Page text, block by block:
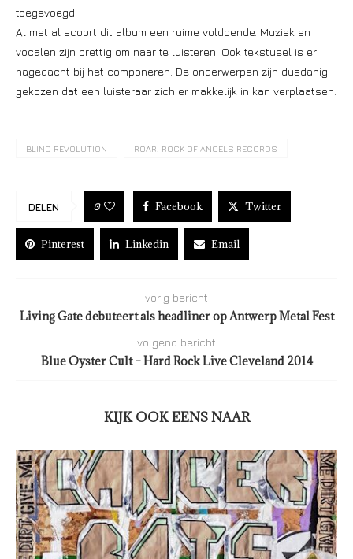
toegevoegd.
Al met al scoort dit album een ruime voldoende. Muziek en
vocalen zijn prettig om naar te luisteren. Ook tekstueel is er
nagedacht bij het componeren. De onderwerpen zijn dusdanig
gekozen dat een luisteraar zich er makkelijk in kan verplaatsen.
BLIND REVOLUTION ROAR! ROCK OF ANGELS RECORDS
DELEN 0 Facebook Twitter
Pinterest Linkedin Email
vorig bericht
Living Gate debuteert als headliner op Antwerp Metal Fest
volgend bericht
Blue Oyster Cult – Hard Rock Live Cleveland 2014
KIJK OOK EENS NAAR